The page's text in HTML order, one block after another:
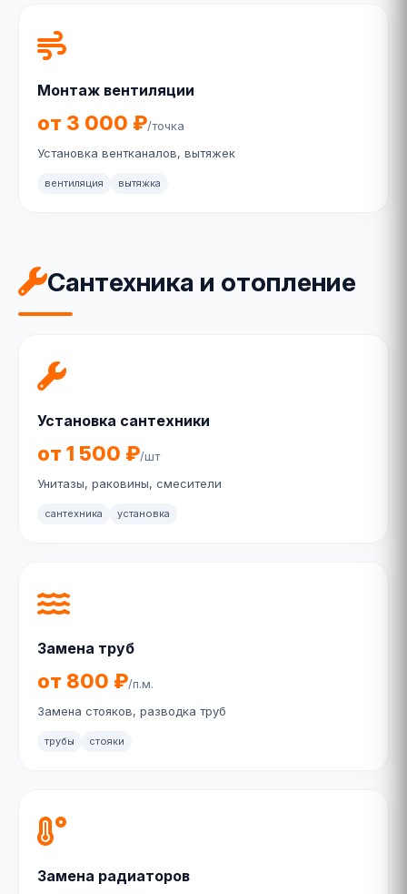
Монтаж вентиляции
от 3 000 ₽/точка
Установка вентканалов, вытяжек
вентиляция вытяжка
Сантехника и отопление
Установка сантехники
от 1 500 ₽/шт
Унитазы, раковины, смесители
сантехника установка
Замена труб
от 800 ₽/п.м.
Замена стояков, разводка труб
трубы стояки
Замена радиаторов